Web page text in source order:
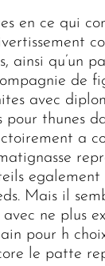
en ce qui
ainsi qu’un
de
avec
pour thunes
a
Mais il
ne plus
pour h
le patte